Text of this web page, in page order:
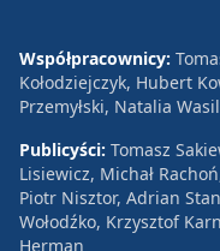
Współpracownicy:
Kołodziejczyk, Hubert
Przemyłski, Natalia
Publicyści: Tomasz
Lisiewicz, Michał
Piotr Nisztor, Adrian
Wołodźko, Krzysztof
Herman